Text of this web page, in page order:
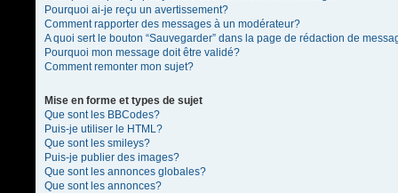
Pourquoi ai-je reçu un avertissement?
Comment rapporter des messages à un modérateur?
A quoi sert le bouton “Sauvegarder” dans la page de rédaction de
Pourquoi mon message doit être validé?
Comment remonter mon sujet?
Mise en forme et types de sujet
Que sont les BBCodes?
Puis-je utiliser le HTML?
Que sont les smileys?
Puis-je publier des images?
Que sont les annonces globales?
Que sont les annonces?